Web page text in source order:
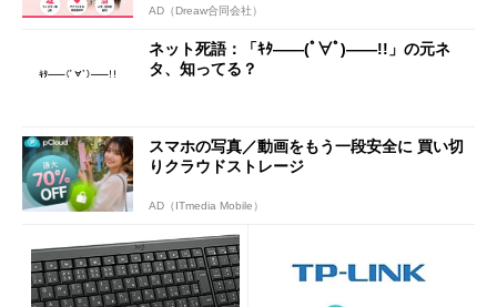
AD（Dreaw合同会社）
ネット死語：「ｷﾀ――(ﾟ∀ﾟ)――!!」の元ネ
タ、知ってる？
スマホの写真／動画をもう一段安全に 買い切
りクラウドストレージ
AD（ITmedia Mobile）